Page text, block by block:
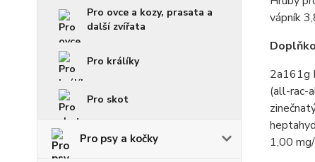
Pro ovce a kozy, prasata a
další zvířata
Pro králíky
Pro skot
Pro psy a kočky
vápník
2a161g
(all-rac-
1,00